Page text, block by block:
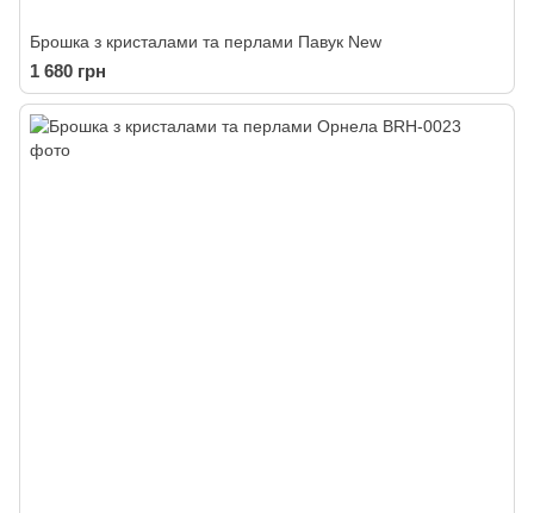
Брошка з кристалами та перлами Павук New
1 680 грн